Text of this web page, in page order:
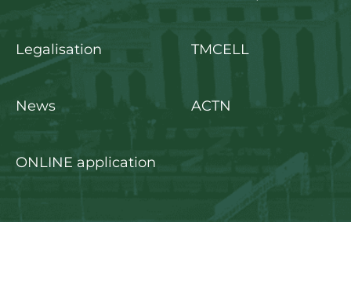
Legalisation
News
ONLINE application
TMCELL
ACTN